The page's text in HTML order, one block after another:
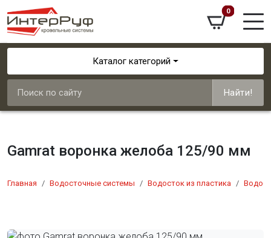
0
Каталог категорий
Найти!
Gamrat воронка желоба 125/90 мм
Главная Водосточные системы Водосток из пластика